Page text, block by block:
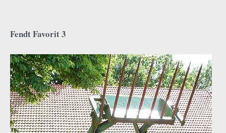
Fendt Favorit 3